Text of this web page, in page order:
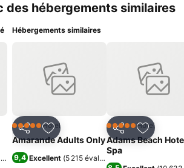
des hébergements similaires
favoris
)
Hébergements similaires
PartagerAjouter à mes favoris
5 Étoiles Hôtel
Amarande Adults Only
9,4 Excellent (5 215 évaluations
PartagerAjouter
5 Étoiles Hôtel
Adams Beach
Spa